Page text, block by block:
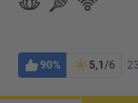
90% 5,1 /6